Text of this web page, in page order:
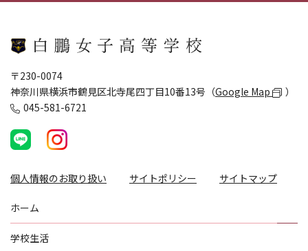
〒230-0074
神奈川県横浜市鶴見区北寺尾四丁目10番13号（Google Map
）
045-581-6721
個人情報のお取り扱い サイトポリシー サイトマップ
ホーム
学校生活